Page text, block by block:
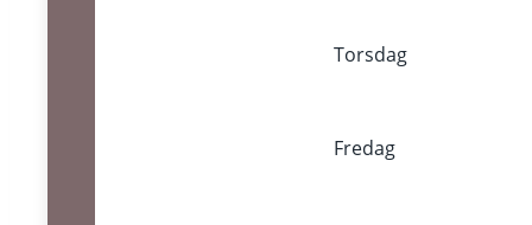
Torsdag
Fredag